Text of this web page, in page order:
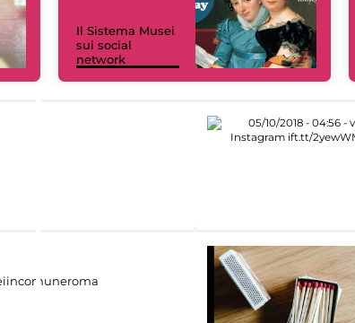
Il Sistema Musei
sui social
network